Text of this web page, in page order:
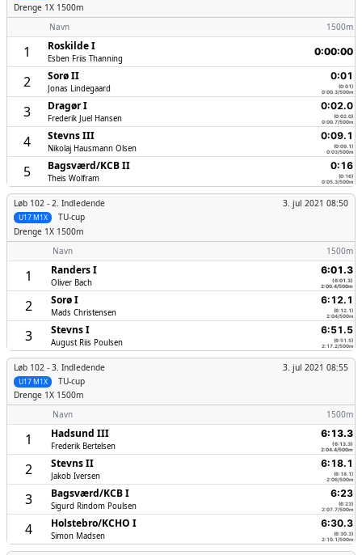
Drenge 1X 1500m
Navn
1500m
1 Roskilde I
Esben Friis Thanning
0:00:00
2 Sorø II
Jonas Lindegaard
0:01
(0:01)
0:00.3/500m
3 Dragør I
Frederik Juel Hansen
0:02.0
(0:02.0)
0:00.7/500m
4 Stevns III
Nikolaj Hausmann Olsen
0:09.1
(0:09.1)
0:03/500m
5 Bagsværd/­KCB II
Theis Wolfram
0:16
(0:16)
0:05.3/500m
Løb 102 - 2. Indledende
TU-cup
3. jul 2021 08:50
U17 M1X
Drenge 1X 1500m
Navn
1500m
1 Randers I
Oliver Bach
6:01.3
(6:01.3)
2:00.4/500m
2 Sorø I
Mads Christensen
6:12.1
(6:12.1)
2:04/500m
3 Stevns I
August Riis Poulsen
6:51.5
(6:51.5)
2:17.2/500m
Løb 102 - 3. Indledende
TU-cup
3. jul 2021 08:55
U17 M1X
Drenge 1X 1500m
Navn
1500m
1 Hadsund III
Frederik Bertelsen
6:13.3
(6:13.3)
2:04.4/500m
2 Stevns II
Jakob Iversen
6:18.1
(6:18.1)
2:06/500m
3 Bagsværd/­KCB I
Sigurd Rindom Poulsen
6:23
(6:23)
2:07.7/500m
4 Holstebro/­KCHO I
Simon Madsen
6:30.3
(6:30.3)
2:10.1/500m